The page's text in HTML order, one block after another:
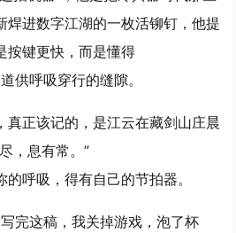
焊进数字江湖的一枚活铆钉，他提
按键更快，而是懂得
供呼吸穿行的缝隙。
真正该记的，是江云在藏剑山庄晨
，息有常。”
呼吸，得有自己的节拍器。
完这稿，我关掉游戏，泡了杯